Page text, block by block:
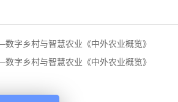
字乡村与智慧农业《中外农业概览》
字乡村与智慧农业《中外农业概览》